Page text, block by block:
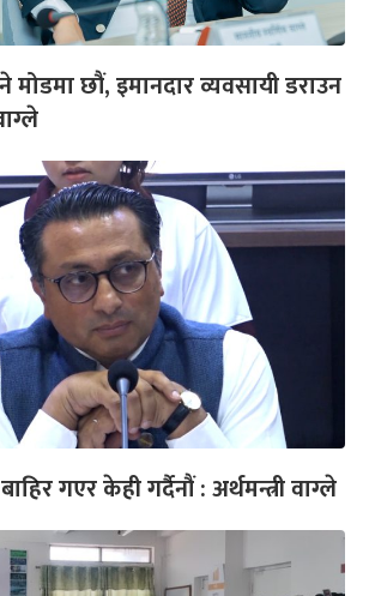
मोडमा छौं, इमानदार व्यवसायी डराउन
गएर केही गर्दैनौं : अर्थमन्त्री वाग्ले